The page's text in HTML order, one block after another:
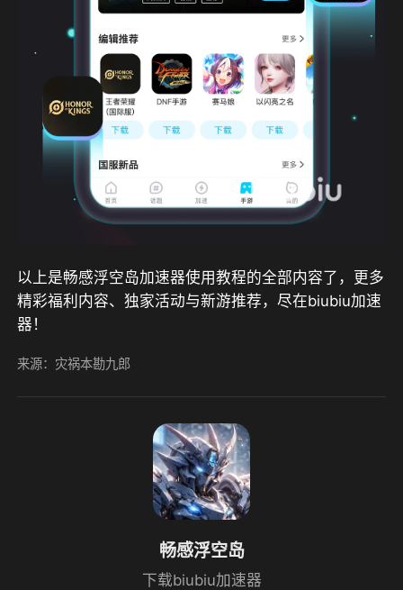
以上是畅感浮空岛加速器使用教程的全部内容了，更多
精彩福利内容、独家活动与新游推荐，尽在biubiu加速
器！
来源：灾祸本勘九郎
畅感浮空岛
下载biubiu加速器